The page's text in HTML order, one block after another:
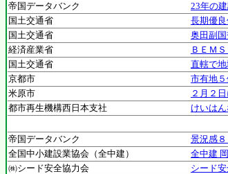
帝国データバンク
23年の
国土交通省
長期優
国土交通省
奥田副
経済産業省
ＢＥＭ
国土交通省
直轄で
京都市
市有地
米原市
２月２
都市再生機構西日本支社
けいは
帝国データバンク 景況感
全国中小建設業協会（全中建）
全中建
㈱シード安全協力会
シード